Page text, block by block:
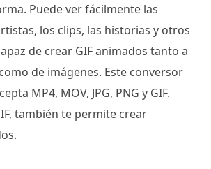
Puede ver fácilmente las
los clips, las historias y otros
de crear GIF animados tanto a
de imágenes. Este conversor
MP4, MOV, JPG, PNG y GIF.
también te permite crear